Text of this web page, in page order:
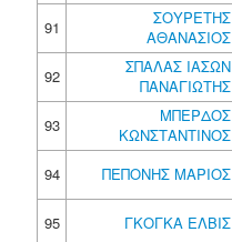
91
ΣΟΥΡΕΤΗΣ
ΑΘΑΝΑΣΙΟΣ
92
ΣΠΑΛΑΣ ΙΑΣΩΝ
ΠΑΝΑΓΙΩΤΗΣ
93
ΜΠΕΡΔΟΣ
ΚΩΝΣΤΑΝΤΙΝΟΣ
94
ΠΕΠΟΝΗΣ ΜΑΡΙΟΣ
95
ΓΚΟΓΚΑ ΕΛΒΙΣ